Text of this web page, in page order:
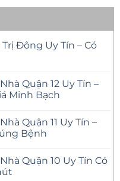
Đông Uy Tín – Có
Quận 12 Uy Tín –
Minh Bạch
Quận 11 Uy Tín –
Bệnh
Quận 10 Uy Tín Có